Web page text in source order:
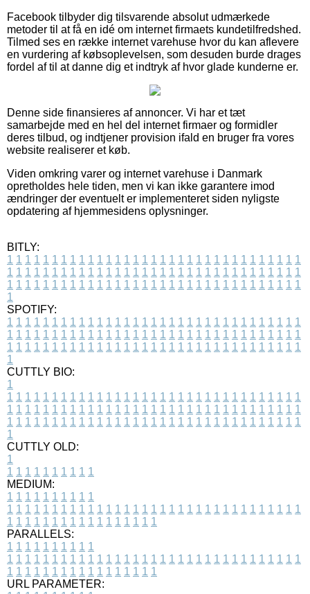
Facebook tilbyder dig tilsvarende absolut udmærkede
metoder til at få en idé om internet firmaets kundetilfredshed.
Tilmed ses en række internet varehuse hvor du kan aflevere
en vurdering af købsoplevelsen, som desuden burde drages
fordel af til at danne dig et indtryk af hvor glade kunderne er.
Denne side finansieres af annoncer. Vi har et tæt
samarbejde med en hel del internet firmaer og formidler
deres tilbud, og indtjener provision ifald en bruger fra vores
website realiserer et køb.
Viden omkring varer og internet varehuse i Danmark
opretholdes hele tiden, men vi kan ikke garantere imod
ændringer der eventuelt er implementeret siden nyligste
opdatering af hjemmesidens oplysninger.
BITLY:
1 1 1 1 1 1 1 1 1 1 1 1 1 1 1 1 1 1 1 1 1 1 1 1 1 1 1 1 1 1 1 1 1
1 1 1 1 1 1 1 1 1 1 1 1 1 1 1 1 1 1 1 1 1 1 1 1 1 1 1 1 1 1 1 1 1
1 1 1 1 1 1 1 1 1 1 1 1 1 1 1 1 1 1 1 1 1 1 1 1 1 1 1 1 1 1 1 1 1
1
SPOTIFY:
1 1 1 1 1 1 1 1 1 1 1 1 1 1 1 1 1 1 1 1 1 1 1 1 1 1 1 1 1 1 1 1 1
1 1 1 1 1 1 1 1 1 1 1 1 1 1 1 1 1 1 1 1 1 1 1 1 1 1 1 1 1 1 1 1 1
1 1 1 1 1 1 1 1 1 1 1 1 1 1 1 1 1 1 1 1 1 1 1 1 1 1 1 1 1 1 1 1 1
1
CUTTLY BIO:
1
1 1 1 1 1 1 1 1 1 1 1 1 1 1 1 1 1 1 1 1 1 1 1 1 1 1 1 1 1 1 1 1 1
1 1 1 1 1 1 1 1 1 1 1 1 1 1 1 1 1 1 1 1 1 1 1 1 1 1 1 1 1 1 1 1 1
1 1 1 1 1 1 1 1 1 1 1 1 1 1 1 1 1 1 1 1 1 1 1 1 1 1 1 1 1 1 1 1 1
1
CUTTLY OLD:
1
1 1 1 1 1 1 1 1 1 1
MEDIUM:
1 1 1 1 1 1 1 1 1 1
1 1 1 1 1 1 1 1 1 1 1 1 1 1 1 1 1 1 1 1 1 1 1 1 1 1 1 1 1 1 1 1 1
1 1 1 1 1 1 1 1 1 1 1 1 1 1 1 1 1
PARALLELS:
1 1 1 1 1 1 1 1 1 1
1 1 1 1 1 1 1 1 1 1 1 1 1 1 1 1 1 1 1 1 1 1 1 1 1 1 1 1 1 1 1 1 1
1 1 1 1 1 1 1 1 1 1 1 1 1 1 1 1 1
URL PARAMETER: